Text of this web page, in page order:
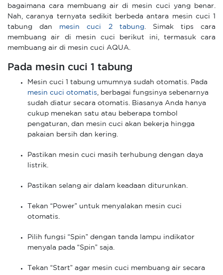
bagaimana cara membuang air di mesin cuci yang benar.
Nah, caranya ternyata sedikit berbeda antara mesin cuci 1
tabung dan mesin cuci 2 tabung . Simak tips cara
membuang air di mesin cuci berikut ini, termasuk cara
membuang air di mesin cuci AQUA.
Pada mesin cuci 1 tabung
Mesin cuci 1 tabung umumnya sudah otomatis. Pada
mesin cuci otomatis , berbagai fungsinya sebenarnya
sudah diatur secara otomatis. Biasanya Anda hanya
cukup menekan satu atau beberapa tombol
pengaturan, dan mesin cuci akan bekerja hingga
pakaian bersih dan kering.
Pastikan mesin cuci masih terhubung dengan daya
listrik.
Pastikan selang air dalam keadaan diturunkan.
Tekan “Power” untuk menyalakan mesin cuci
otomatis.
Pilih fungsi “Spin” dengan tanda lampu indikator
menyala pada “Spin” saja.
Tekan “Start” agar mesin cuci membuang air secara